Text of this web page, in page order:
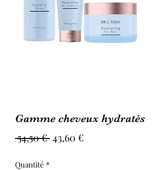
Gamme cheveux hydratés
54,50 € Prix
43,60 €
Quantité *